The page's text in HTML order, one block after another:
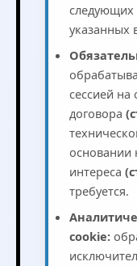
следующих
указанных
сессией на
договора
основании
интереса
требуется.
cookie: